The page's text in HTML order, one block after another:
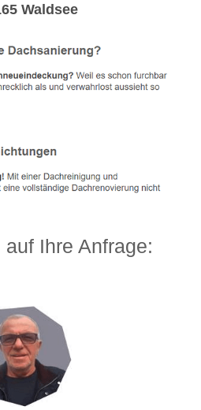
Waldsee
Ihre Anfrage: